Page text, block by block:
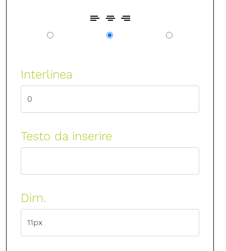
Interlinea
Testo da inserire
Dim.